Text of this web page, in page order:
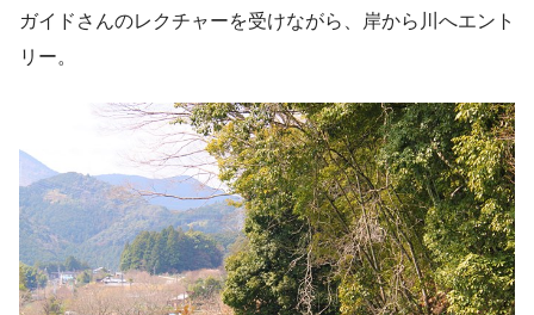
ガイドさんのレクチャーを受けながら、岸から川へエント
リー。